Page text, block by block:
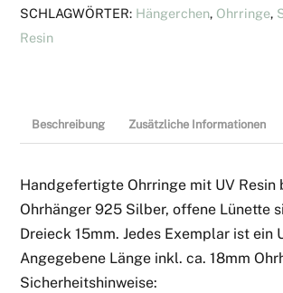
SCHLAGWÖRTER: Hängerchen, Ohrringe,
Resin
Beschreibung Zusätzliche Informationen
Handgefertigte Ohrringe mit UV Resin
Ohrhänger 925 Silber, offene Lünette
Dreieck 15mm. Jedes Exemplar ist ein
Angegebene Länge inkl. ca. 18mm
Sicherheitshinweise: